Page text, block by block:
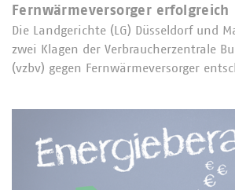
Fernwärmeversorger erfolgreich
Die Landgerichte (LG) Düsseldorf und
zwei Klagen der Verbraucherzentrale
(vzbv) gegen Fernwärmeversorger